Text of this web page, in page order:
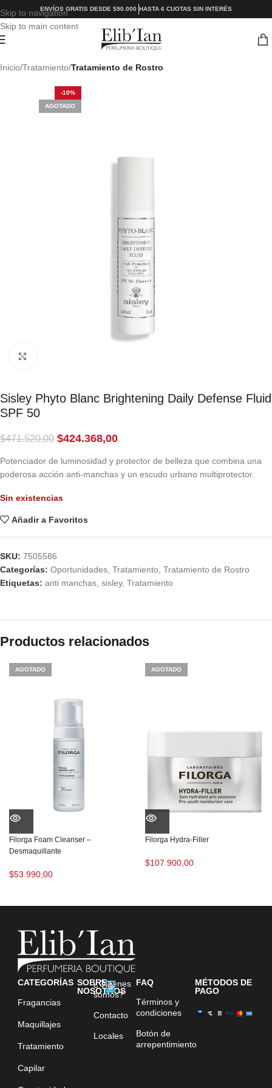
Skip to navigation
Skip to main content
ENVÍOS GRATIS DESDE $90.000 HASTA 6 CUOTAS SIN INTERÉS
Inicio Tratamiento Tratamiento de Rostro
-10%
AGOTADO
Sisley Phyto Blanc Brightening Daily Defense Fluid
SPF 50
$471.520,00 $424.368,00
Potenciador de luminosidad y protector de belleza que combina una
poderosa acción anti-manchas y un escudo urbano multiprotector.
Sin existencias
Añadir a Favoritos
SKU: 7505586
Categorías: Oportunidades Tratamiento Tratamiento de Rostro
Etiquetas: anti manchas sisley, Tratamiento
Productos relacionados
AGOTADO
Filorga Foam Cleanser –
Desmaquillante
$53.990,00
AGOTADO
Filorga Hydra-Filler
$107.900,00
CATEGORÍAS
Fragancias
Maquillajes
Tratamiento
Capilar
SOBRE
NOSOTROS
¿Quiénes
somos?
Contacto
Locales
FAQ
Términos y
condiciones
Botón de
arrepentimiento
MÉTODOS DE
PAGO